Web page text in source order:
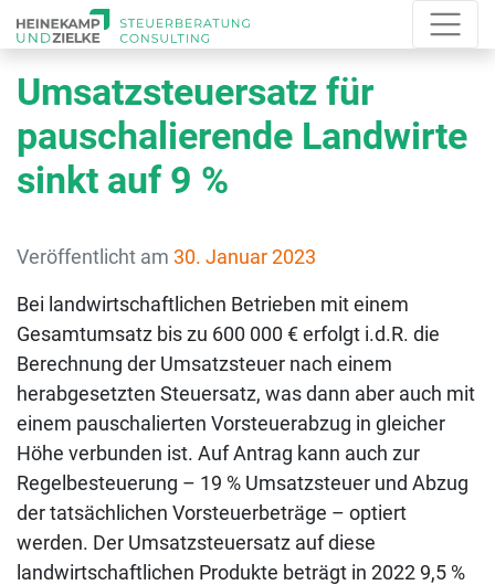
Umsatzsteuersatz für
pauschalierende Landwirte
sinkt auf 9 %
Veröffentlicht am 30. Januar 2023
Bei landwirtschaftlichen Betrieben mit einem
Gesamtumsatz bis zu 600 000 € erfolgt i.d.R. die
Berechnung der Umsatzsteuer nach einem
herabgesetzten Steuersatz, was dann aber auch mit
einem pauschalierten Vorsteuerabzug in gleicher
Höhe verbunden ist. Auf Antrag kann auch zur
Regelbesteuerung – 19 % Umsatzsteuer und Abzug
der tatsächlichen Vorsteuerbeträge – optiert
werden. Der Umsatzsteuersatz auf diese
landwirtschaftlichen Produkte beträgt in 2022 9,5 %